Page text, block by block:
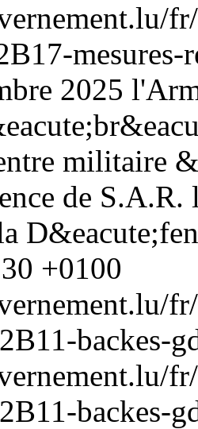
2025
militaire
de
+0100
backes-
backes-